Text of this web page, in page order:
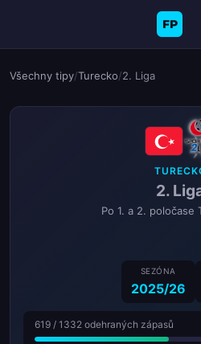
FP
Všechny tipy/Turecko/2. Liga
2.
Po 1. a 2. poločase
SEZÓNA
2025/26
619 / 1332 odehraných zápasů